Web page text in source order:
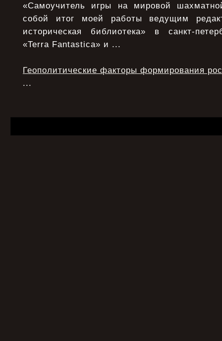
«Самоучитель игры на мировой
собой итог моей работы ведущим
историческая библиотека» в санкт-
«Terra Fantastica» и ...
Геополитические факторы формирования
...